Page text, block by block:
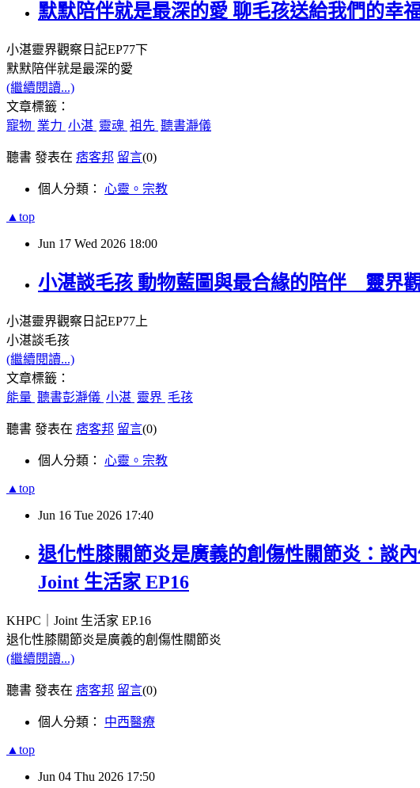
默默陪伴就是最深的愛 聊毛孩送給我們的
小湛靈界觀察日記EP77下
默默陪伴就是最深的愛
(繼續閱讀...)
文章標籤：
寵物 業力 小湛 靈魂 祖先 聽書瀞儀
聽書 發表在 痞客邦 留言(0)
個人分類： 心靈。宗教
▲top
Jun 17 Wed 2026 18:00
小湛談毛孩 動物藍圖與最合緣的陪伴 靈界
小湛靈界觀察日記EP77 上
小湛談毛孩
(繼續閱讀...)
文章標籤：
能量 聽書彭瀞儀 小湛 靈界 毛孩
聽書 發表在 痞客邦 留言(0)
個人分類： 心靈。宗教
▲top
Jun 16 Tue 2026 17:40
退化性膝關節炎是廣義的創傷性關節炎：談
Joint 生活家 EP16
KHPC｜ Joint 生活家 EP.16
退化性膝關節炎是廣義的創傷性關節炎
(繼續閱讀...)
聽書 發表在 痞客邦 留言(0)
個人分類： 中西醫療
▲top
Jun 04 Thu 2026 17:50